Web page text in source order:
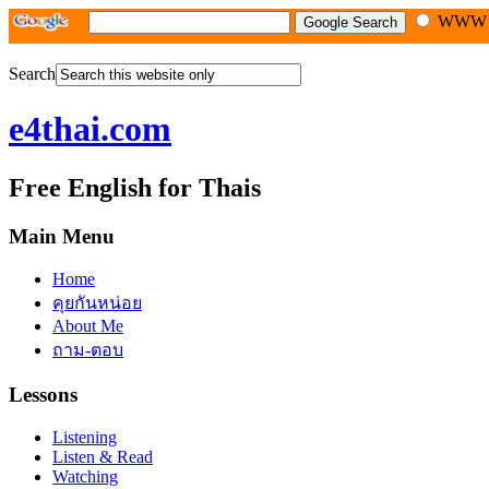
WWW
Search
e4thai.com
Free English for Thais
Main Menu
Home
คุยกันหน่อย
About Me
ถาม-ตอบ
Lessons
Listening
Listen & Read
Watching